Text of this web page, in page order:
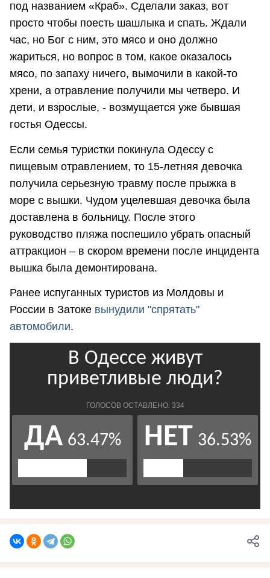
под названием «Краб». Сделали заказ, вот
просто чтобы поесть шашлыка и спать. Ждали
час, но Бог с ним, это мясо и оно должно
жариться, но вопрос в том, какое оказалось
мясо, по запаху ничего, вымочили в какой-то
хрени, а отравление получили мы четверо. И
дети, и взрослые, - возмущается уже бывшая
гостья Одессы.
Если семья туристки покинула Одессу с
пищевым отравлением, то 15-летняя девочка
получила серьезную травму после прыжка в
море с вышки. Чудом уцелевшая девочка была
доставлена в больницу. После этого
руководство пляжа поспешило убрать опасный
аттракцион – в скором времени после инцидента
вышка была демонтирована.
Ранее испуганных туристов из Молдовы и
России в Затоке вынудили "спрятать"
автомобили.